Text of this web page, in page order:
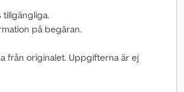
tillgängliga.
på begäran.
från originalet. Uppgifterna är ej